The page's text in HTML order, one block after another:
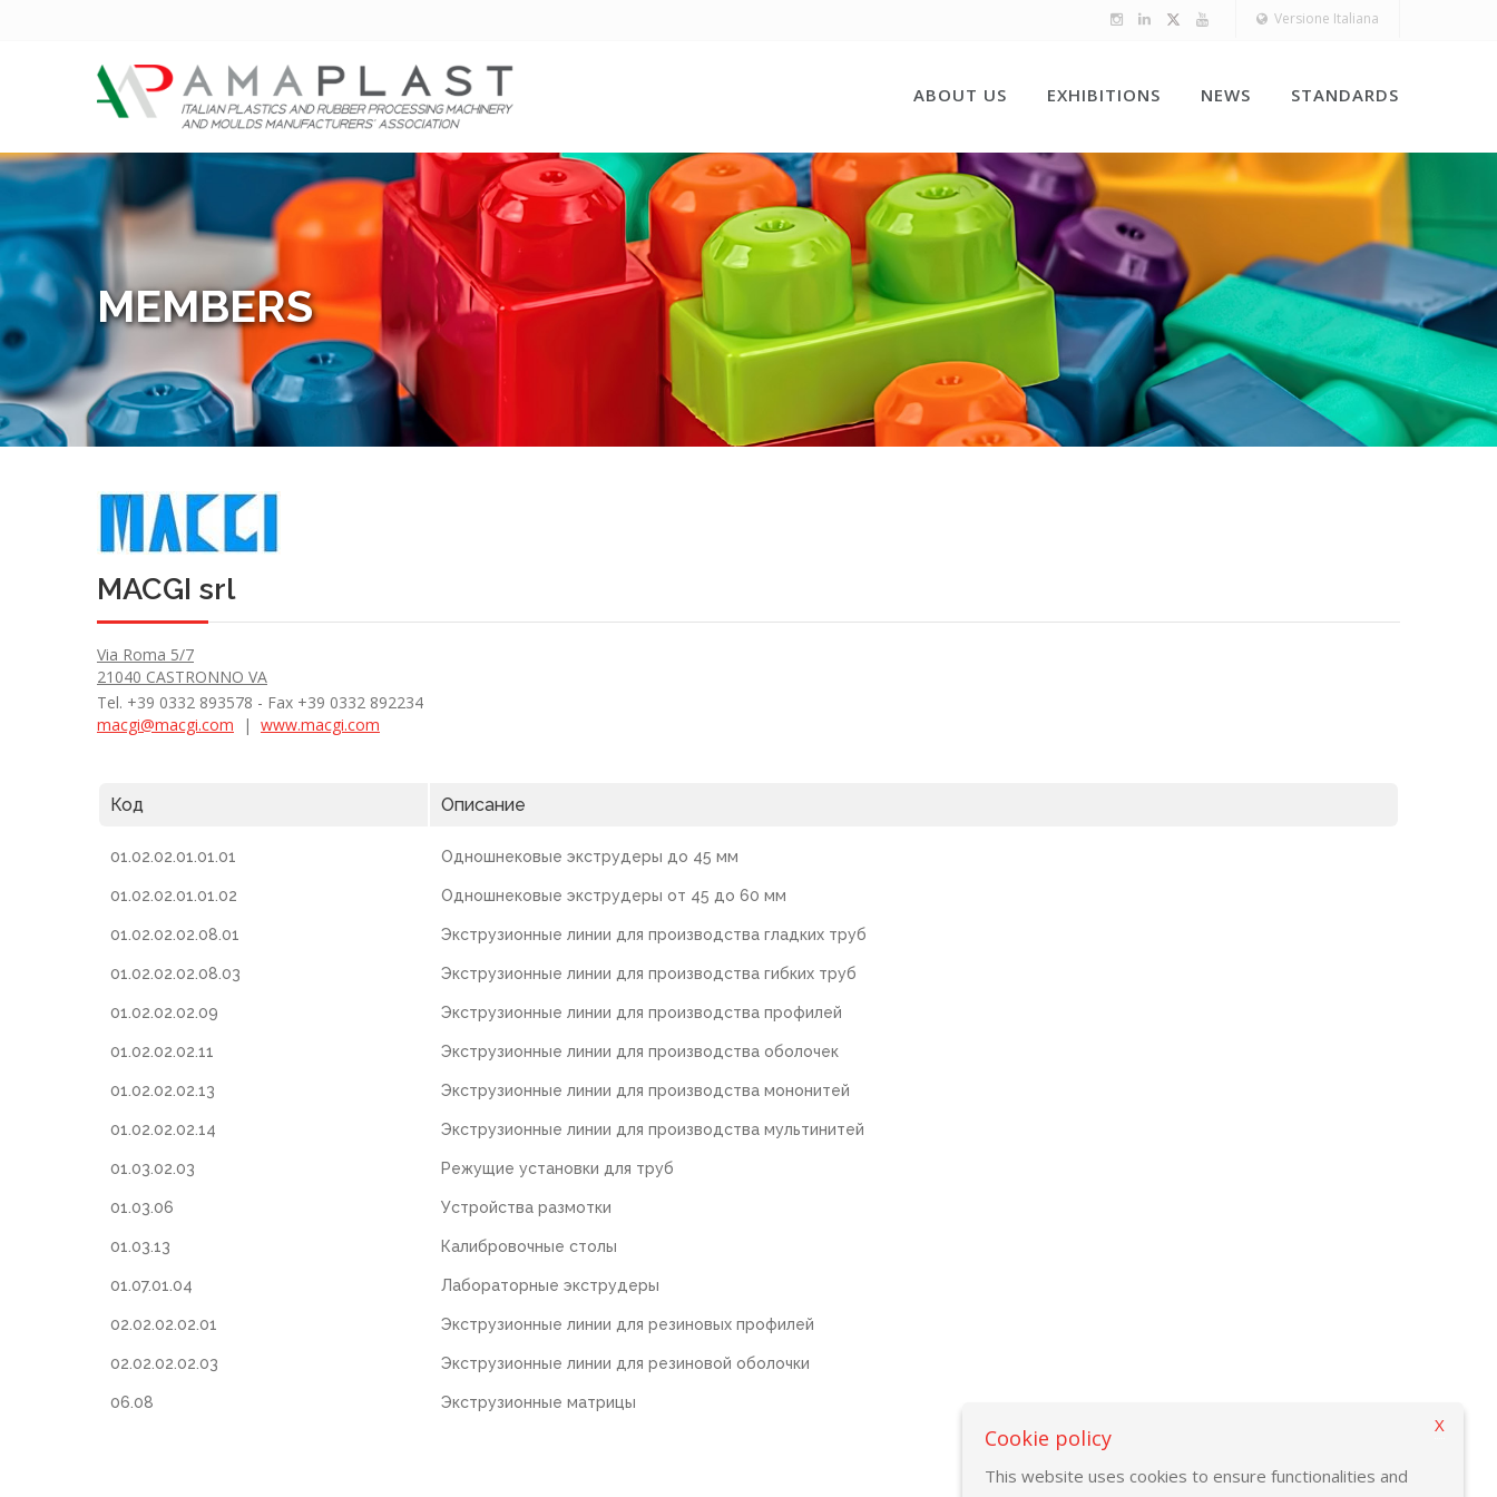
Versione Italiana
ABOUT US EXHIBITIONS NEWS STANDARDS
MEMBERS
MACGI srl
Via Roma 5/7
21040 CASTRONNO VA
Tel. +39 0332 893578 - Fax +39 0332 892234
macgi@macgi.com | www.macgi.com
Код Описание
01.02.02.01.01.01 Одношнековые экструдеры до 45 мм
01.02.02.01.01.02 Одношнековые экструдеры от 45 до 60 мм
01.02.02.02.08.01 Экструзионные линии для производства гладких труб
01.02.02.02.08.03 Экструзионные линии для производства гибких труб
01.02.02.02.09 Экструзионные линии для производства профилей
01.02.02.02.11 Экструзионные линии для производства оболочек
01.02.02.02.13 Экструзионные линии для производства мононитей
01.02.02.02.14 Экструзионные линии для производства мультинитей
01.03.02.03 Режущие установки для труб
01.03.06 Устройства размотки
01.03.13 Калибровочные столы
01.07.01.04 Лабораторные экструдеры
02.02.02.02.01 Экструзионные линии для резиновых профилей
02.02.02.02.03 Экструзионные линии для резиновой оболочки
06.08 Экструзионные матрицы
Cookie policy
This website uses cookies to ensure functionalities and
X